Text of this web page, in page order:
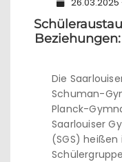
Die
Schuman-
Planck-
Saarlouiser
(SGS)